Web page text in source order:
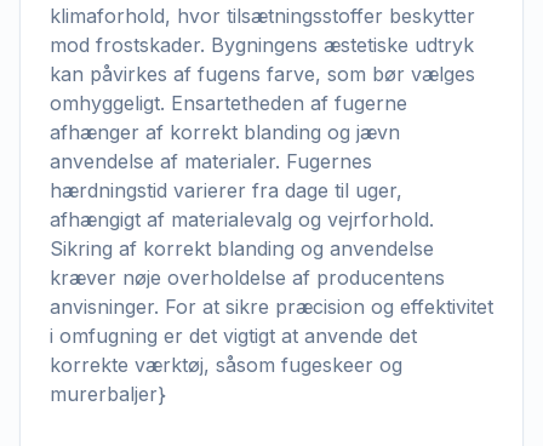
klimaforhold, hvor tilsætningsstoffer beskytter
mod frostskader. Bygningens æstetiske udtryk
kan påvirkes af fugens farve, som bør vælges
omhyggeligt. Ensartetheden af fugerne
afhænger af korrekt blanding og jævn
anvendelse af materialer. Fugernes
hærdningstid varierer fra dage til uger,
afhængigt af materialevalg og vejrforhold.
Sikring af korrekt blanding og anvendelse
kræver nøje overholdelse af producentens
anvisninger. For at sikre præcision og effektivitet
i omfugning er det vigtigt at anvende det
korrekte værktøj, såsom fugeskeer og
murerbaljer}